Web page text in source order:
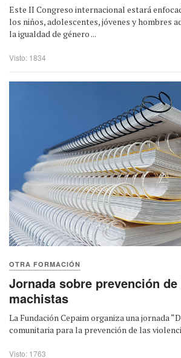
Este II Congreso internacional estará
los niños, adolescentes, jóvenes y hombres
la igualdad de género ...
Visto: 1834
OTRA FORMACIÓN
Jornada sobre prevención
machistas
La Fundación Cepaim organiza una jornada
comunitaria para la prevención de las
Visto: 1763